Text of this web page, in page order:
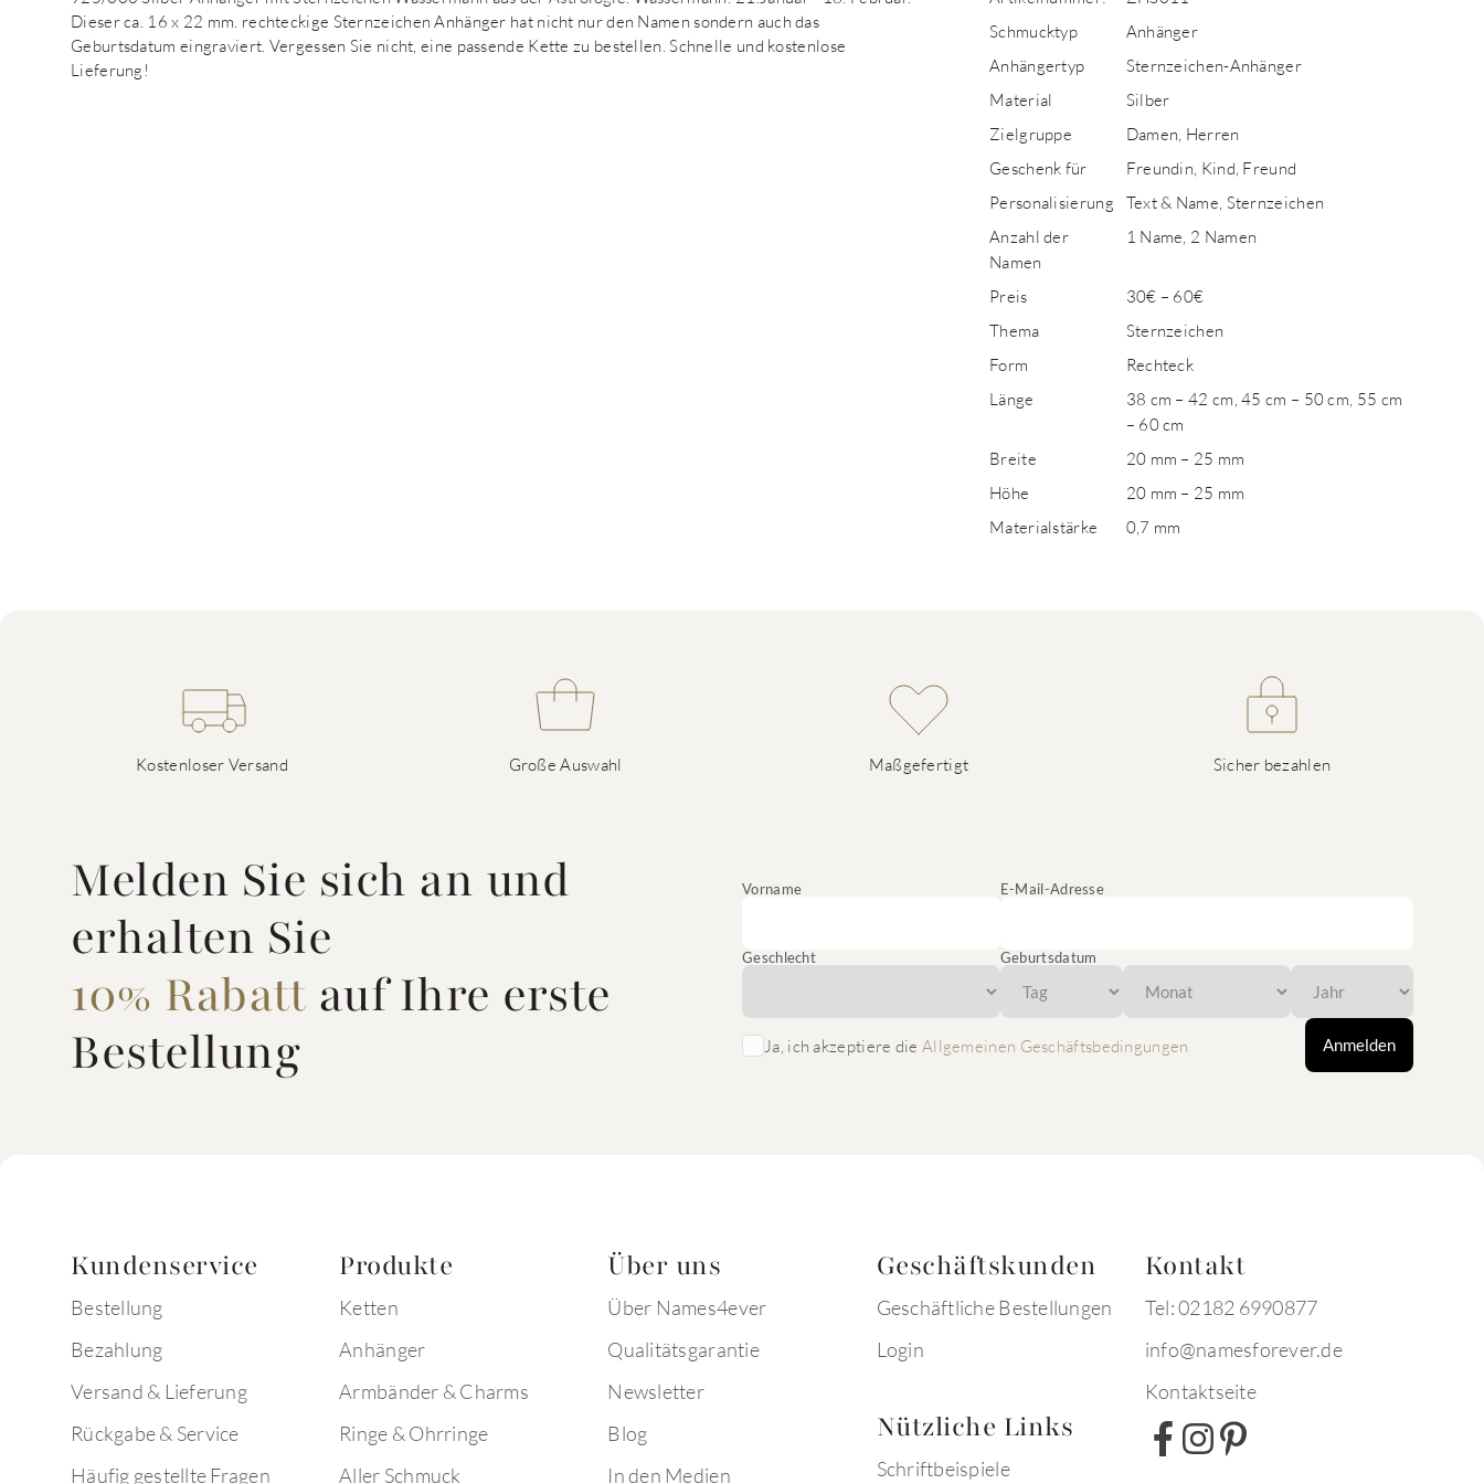
Dieser ca. 16 x 22 mm. rechteckige Sternzeichen Anhänger hat nicht nur den Namen sondern auch das
Geburtsdatum eingraviert. Vergessen Sie nicht, eine passende Kette zu bestellen. Schnelle und kostenlose
Lieferung!
Schmucktyp
Anhänger
Anhängertyp
Sternzeichen-Anhänger
Material
Silber
Zielgruppe
Damen, Herren
Geschenk für
Freundin, Kind, Freund
Personalisierung
Text & Name, Sternzeichen
Anzahl der
Namen
1 Name, 2 Namen
Preis
30€ – 60€
Thema
Sternzeichen
Form
Rechteck
Länge
38 cm – 42 cm, 45 cm – 50 cm, 55 cm
– 60 cm
Breite
20 mm – 25 mm
Höhe
20 mm – 25 mm
Materialstärke
0,7 mm
Kostenloser Versand Große Auswahl Maßgefertigt Sicher bezahlen
Melden Sie sich an und
erhalten Sie
10% Rabattauf Ihre erste
Bestellung
Vorname E-Mail-Adresse
Geschlecht Geburtsdatum
Ja, ich akzeptiere die Allgemeinen Geschäftsbedingungen Anmelden
Kundenservice
Bestellung
Bezahlung
Versand & Lieferung
Rückgabe & Service
Häufig gestellte Fragen
Produkte
Ketten
Anhänger
Armbänder & Charms
Ringe & Ohrringe
Aller Schmuck
Über uns
Über Names4ever
Qualitätsgarantie
Newsletter
Blog
In den Medien
Geschäftskunden
Geschäftliche Bestellungen
Login
Nützliche Links
Schriftbeispiele
Kontakt
Tel: 02182 6990877
info@namesforever.de
Kontaktseite